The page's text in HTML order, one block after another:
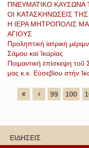
ΠΝΕΥΜΑΤΙΚΟ
ΟΙ ΚΑΤΑΣΚΗΝΩΣΕΙΣ
Η ΙΕΡΑ ΜΗΤΡΟΠΟΛΙΣ
ΑΓΙΟΥΣ
Προληπτική ἰατρική
Σάμου καί Ἰκαρίας
Ποιμαντική ἐπίσκεψη
μας κ.κ. Εὐσεβίου στήν
99 100
ΕΙΔΗΣΕΙΣ